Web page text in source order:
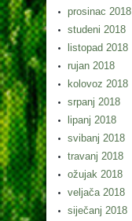
prosinac 2018
studeni 2018
listopad 2018
rujan 2018
kolovoz 2018
srpanj 2018
lipanj 2018
svibanj 2018
travanj 2018
ožujak 2018
veljača 2018
siječanj 2018